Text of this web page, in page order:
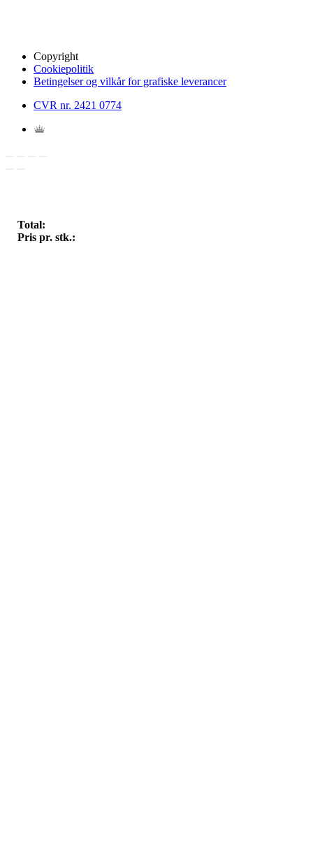
Total:
Pris pr. stk.:
Copyright
Cookiepolitik
Betingelser og vilkår for grafiske leverancer
CVR nr. 2421 0774